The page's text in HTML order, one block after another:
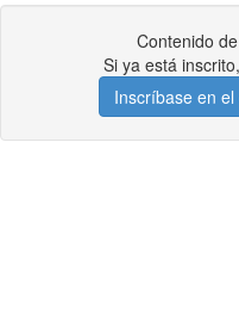
Contenido
Si ya está inscrito,
Inscríbase en